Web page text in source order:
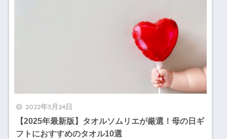
2022年3月24日
【2025年最新版】タオルソムリエが厳選！母の日ギ
フトにおすすめのタオル10選